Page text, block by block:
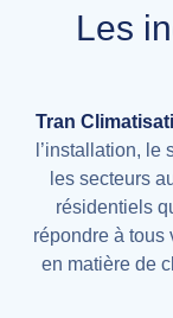
Les
Tran
l’installation, le
les secteurs
résidentiels
répondre à tous
en matière de